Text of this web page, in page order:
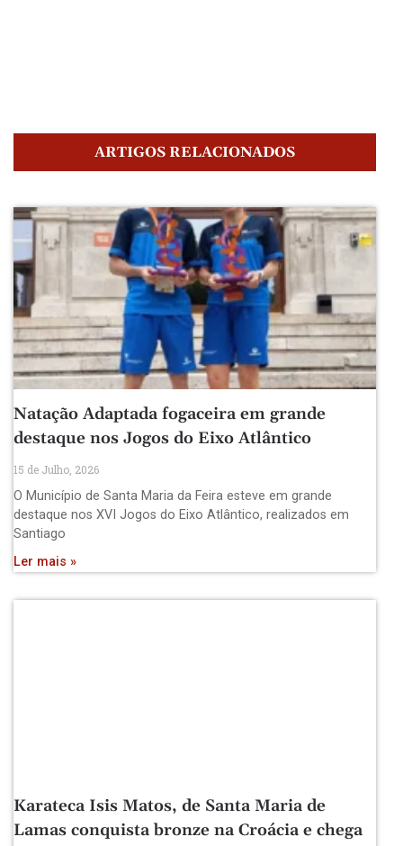
ARTIGOS RELACIONADOS
Natação Adaptada fogaceira em grande
destaque nos Jogos do Eixo Atlântico
15 de Julho, 2026
O Município de Santa Maria da Feira esteve em grande
destaque nos XVI Jogos do Eixo Atlântico, realizados em
Santiago
Ler mais »
Karateca Isis Matos, de Santa Maria de
Lamas conquista bronze na Croácia e chega